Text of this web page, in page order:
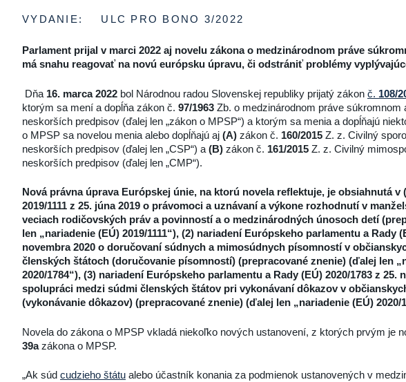
VYDANIE: ULC PRO BONO 3/2022
Parlament prijal v marci 2022 aj novelu zákona o medzinárodnom práve
má snahu reagovať na novú európsku úpravu, či odstrániť problémy
Dňa 16. marca 2022 bol Národnou radou Slovenskej republiky prijatý zákon č. 108/
ktorým sa mení a dopĺňa zákon č. 97/1963 Zb. o medzinárodnom práve súkromnom
neskorších predpisov (ďalej len „zákon o MPSP“) a ktorým sa menia a dopĺňajú
o MPSP sa novelou menia alebo dopĺňajú aj (A) zákon č. 160/2015 Z. z. Civilný
neskorších predpisov (ďalej len „CSP“) a (B) zákon č. 161/2015 Z. z. Civilný
neskorších predpisov (ďalej len „CMP“).
Nová právna úprava Európskej únie, na ktorú novela reflektuje, je obsiahnutá v
2019/1111 z 25. júna 2019 o právomoci a uznávaní a výkone rozhodnutí v
veciach rodičovských práv a povinností a o medzinárodných únosoch detí
len „nariadenie (EÚ) 2019/1111“), (2) nariadení Európskeho parlamentu a Rady
novembra 2020 o doručovaní súdnych a mimosúdnych písomností v
členských štátoch (doručovanie písomností) (prepracované znenie) (ďalej len
2020/1784“), (3) nariadení Európskeho parlamentu a Rady (EÚ) 2020/1783 z 25.
spolupráci medzi súdmi členských štátov pri vykonávaní dôkazov v
(vykonávanie dôkazov) (prepracované znenie) (ďalej len „nariadenie (EÚ) 2020/
Novela do zákona o MPSP vkladá niekoľko nových ustanovení, z ktorých prvým je
39azákona o MPSP.
„Ak súd cudzieho štátu alebo účastník konania za podmienok ustanovených v